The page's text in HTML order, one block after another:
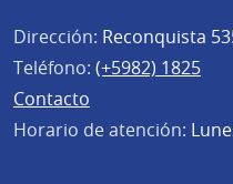
Dirección: Reconquista
Teléfono: (+5982) 1825
Contacto
Horario de atención: